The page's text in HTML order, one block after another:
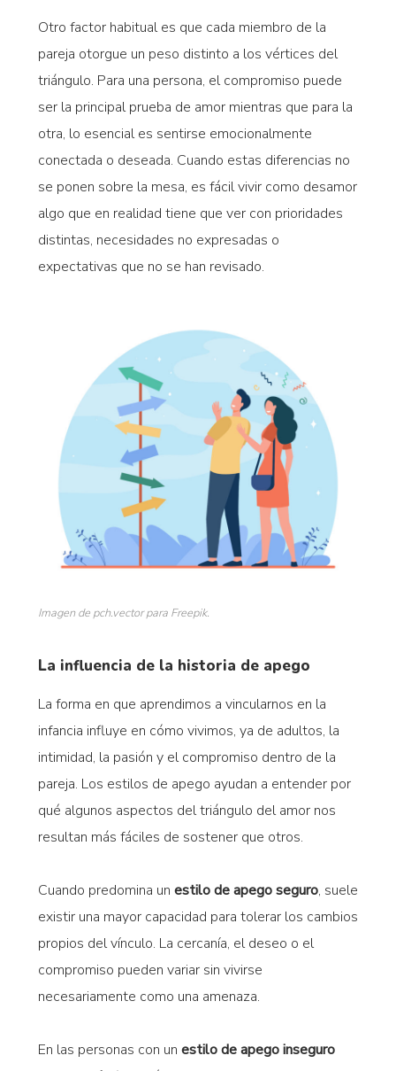
Otro factor habitual es que cada miembro de la
pareja otorgue un peso distinto a los vértices del
triángulo. Para una persona, el compromiso puede
ser la principal prueba de amor mientras que para la
otra, lo esencial es sentirse emocionalmente
conectada o deseada. Cuando estas diferencias no
se ponen sobre la mesa, es fácil vivir como desamor
algo que en realidad tiene que ver con prioridades
distintas, necesidades no expresadas o
expectativas que no se han revisado.
Imagen de pch.vector para Freepik.
La influencia de la historia de apego
La forma en que aprendimos a vincularnos en la
infancia influye en cómo vivimos, ya de adultos, la
intimidad, la pasión y el compromiso dentro de la
pareja. Los estilos de apego ayudan a entender por
qué algunos aspectos del triángulo del amor nos
resultan más fáciles de sostener que otros.
Cuando predomina un estilo de apego seguro, suele
existir una mayor capacidad para tolerar los cambios
propios del vínculo. La cercanía, el deseo o el
compromiso pueden variar sin vivirse
necesariamente como una amenaza.
En las personas con un estilo de apego inseguro